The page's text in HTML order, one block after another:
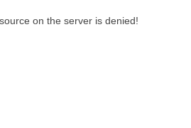
on the server is denied!